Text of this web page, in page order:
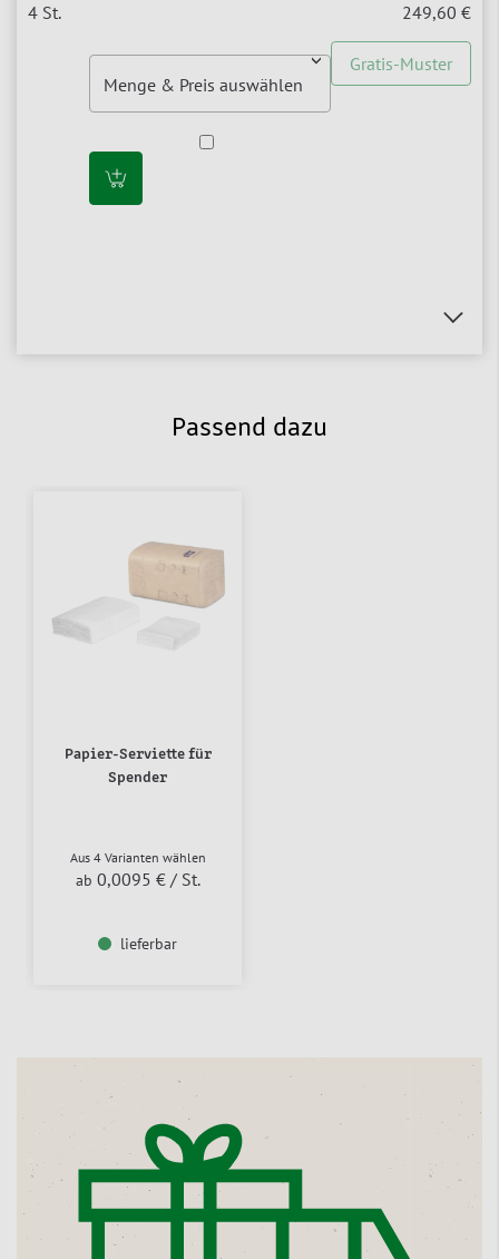
249,60 €
Gratis-Muster
Passend dazu
Papier-Serviette für
Spender
Aus 4 Varianten wählen
ab 0,0095 € / St.
lieferbar